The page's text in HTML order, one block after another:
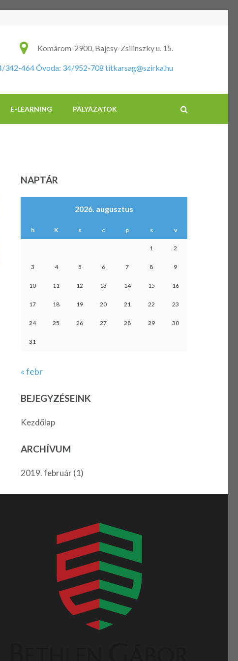
Általános Iskola és Óvoda
Komárom-2900, Bajcsy-Zsilinszky u. 15.
342-464 Óvoda: 34/952-708 titkarsag@szirka.hu
E-LEARNING PÁLYÁZATOK
NAPTÁR
2026. augusztus
h K s c p s v
1 2
3 4 5 6 7 8 9
10 11 12 13 14 15 16
17 18 19 20 21 22 23
24 25 26 27 28 29 30
31
« febr
BEJEGYZÉSEINK
Kezdőlap
ARCHÍVUM
2019. február(1)